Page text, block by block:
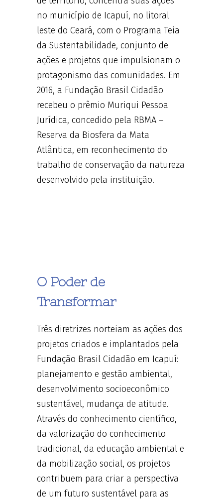
no município de Icapuí, no litoral
leste do Ceará, com o Programa Teia
da Sustentabilidade, conjunto de
ações e projetos que impulsionam o
protagonismo das comunidades. Em
2016, a Fundação Brasil Cidadão
recebeu o prêmio Muriqui Pessoa
Jurídica, concedido pela RBMA –
Reserva da Biosfera da Mata
Atlântica, em reconhecimento do
trabalho de conservação da natureza
desenvolvido pela instituição.
O Poder de
Transformar
Três diretrizes norteiam as ações dos
projetos criados e implantados pela
Fundação Brasil Cidadão em Icapuí:
planejamento e gestão ambiental,
desenvolvimento socioeconômico
sustentável, mudança de atitude.
Através do conhecimento científico,
da valorização do conhecimento
tradicional, da educação ambiental e
da mobilização social, os projetos
contribuem para criar a perspectiva
de um futuro sustentável para as